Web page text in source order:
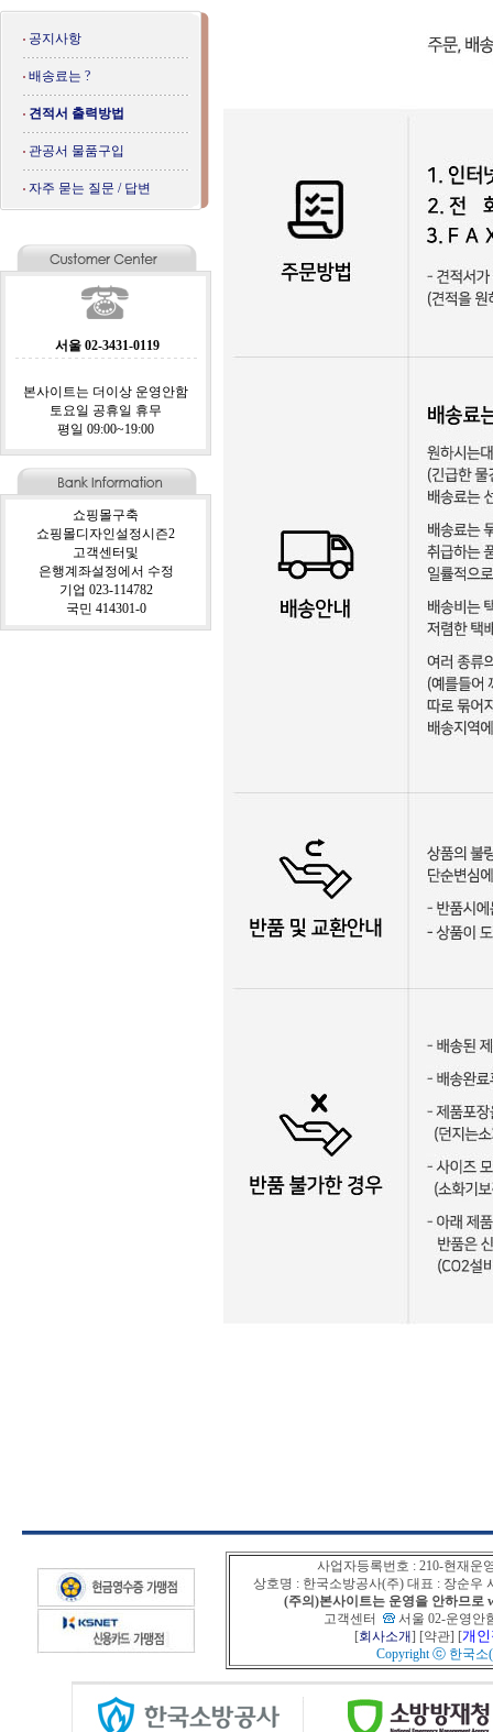
공지사항
배송료는 ?
견적서 출력방법
관공서 물품구입
자주 묻는 질문 / 답변
서울 02-3431-0119
본사이트는 더이상 운영안함
토요일 공휴일 휴무
평일 09:00~19:00
쇼핑몰구축
쇼핑몰디자인설정시즌2
고객센터및
은행계좌설정에서 수정
기업 023-114782
국민 414301-0
사업자등록번호 : 210-현재운
상호명 : 한국소방공사(주) 대표 : 장순우
(주의)본사이트는 운영을 안하므로
고객센터
서울 02-운영안
[회사소개] [약관] [개
Copyright ⓒ 한국소